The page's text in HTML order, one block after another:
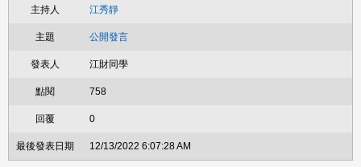
江秀靜
公開發言
江財同學
758
0
12/13/2022 6:07:28 AM